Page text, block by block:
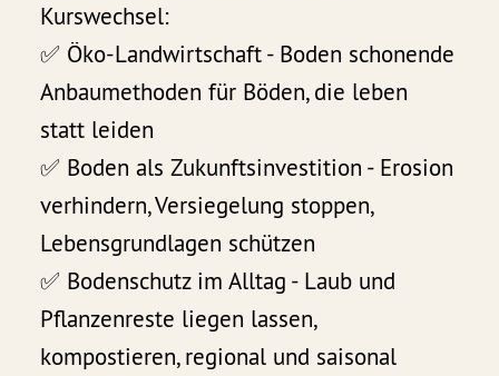
Kurswechsel:
✅ Öko-Landwirtschaft - Boden schonende
Anbaumethoden für Böden, die leben
statt leiden
✅ Boden als Zukunftsinvestition - Erosion
verhindern, Versiegelung stoppen,
Lebensgrundlagen schützen
✅ Bodenschutz im Alltag - Laub und
Pflanzenreste liegen lassen,
kompostieren, regional und saisonal